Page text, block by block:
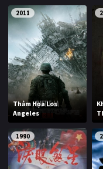
PHIM MỚI
PHIM BỘ
PHIM LẺ
PHIM CHIẾU RẠP
TUYỂN TẬP PHIM
BLOG
2011
Thảm Họa Los
Angeles
1990